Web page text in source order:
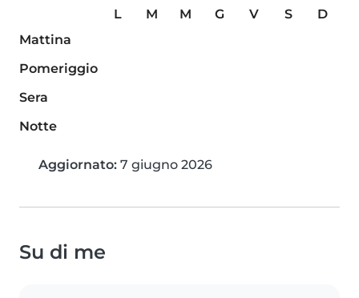
L M M G V S
D
Mattina
Pomeriggio
Sera
Notte
Aggiornato: 7 giugno 2026
Su di me